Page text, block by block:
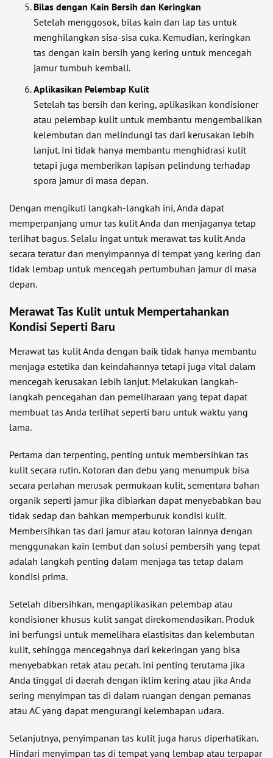
Bilas dengan Kain Bersih dan Keringkan
Setelah menggosok, bilas kain dan lap tas untuk
menghilangkan sisa-sisa cuka. Kemudian, keringkan
tas dengan kain bersih yang kering untuk mencegah
jamur tumbuh kembali.
Aplikasikan Pelembap Kulit
Setelah tas bersih dan kering, aplikasikan kondisioner
atau pelembap kulit untuk membantu mengembalikan
kelembutan dan melindungi tas dari kerusakan lebih
lanjut. Ini tidak hanya membantu menghidrasi kulit
tetapi juga memberikan lapisan pelindung terhadap
spora jamur di masa depan.
Dengan mengikuti langkah-langkah ini, Anda dapat
memperpanjang umur tas kulit Anda dan menjaganya tetap
terlihat bagus. Selalu ingat untuk merawat tas kulit Anda
secara teratur dan menyimpannya di tempat yang kering dan
tidak lembap untuk mencegah pertumbuhan jamur di masa
depan.
Merawat Tas Kulit untuk Mempertahankan
Kondisi Seperti Baru
Merawat tas kulit Anda dengan baik tidak hanya membantu
menjaga estetika dan keindahannya tetapi juga vital dalam
mencegah kerusakan lebih lanjut. Melakukan langkah-
langkah pencegahan dan pemeliharaan yang tepat dapat
membuat tas Anda terlihat seperti baru untuk waktu yang
lama.
Pertama dan terpenting, penting untuk membersihkan tas
kulit secara rutin. Kotoran dan debu yang menumpuk bisa
secara perlahan merusak permukaan kulit, sementara bahan
organik seperti jamur jika dibiarkan dapat menyebabkan bau
tidak sedap dan bahkan memperburuk kondisi kulit.
Membersihkan tas dari jamur atau kotoran lainnya dengan
menggunakan kain lembut dan solusi pembersih yang tepat
adalah langkah penting dalam menjaga tas tetap dalam
kondisi prima.
Setelah dibersihkan, mengaplikasikan pelembap atau
kondisioner khusus kulit sangat direkomendasikan. Produk
ini berfungsi untuk memelihara elastisitas dan kelembutan
kulit, sehingga mencegahnya dari kekeringan yang bisa
menyebabkan retak atau pecah. Ini penting terutama jika
Anda tinggal di daerah dengan iklim kering atau jika Anda
sering menyimpan tas di dalam ruangan dengan pemanas
atau AC yang dapat mengurangi kelembapan udara.
Selanjutnya, penyimpanan tas kulit juga harus diperhatikan.
Hindari menyimpan tas di tempat yang lembap atau terpapar